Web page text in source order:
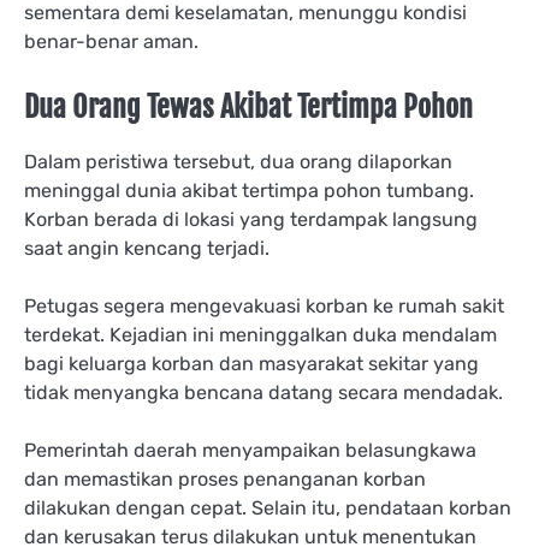
sementara demi keselamatan, menunggu kondisi
benar-benar aman.
Dua Orang Tewas Akibat Tertimpa Pohon
Dalam peristiwa tersebut, dua orang dilaporkan
meninggal dunia akibat tertimpa pohon tumbang.
Korban berada di lokasi yang terdampak langsung
saat angin kencang terjadi.
Petugas segera mengevakuasi korban ke rumah sakit
terdekat. Kejadian ini meninggalkan duka mendalam
bagi keluarga korban dan masyarakat sekitar yang
tidak menyangka bencana datang secara mendadak.
Pemerintah daerah menyampaikan belasungkawa
dan memastikan proses penanganan korban
dilakukan dengan cepat. Selain itu, pendataan korban
dan kerusakan terus dilakukan untuk menentukan